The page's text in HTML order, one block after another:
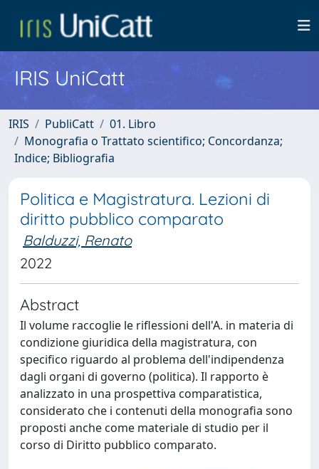
IRIS UniCatt
IRIS PubliCatt
01. Libro
Monografia o Trattato scientifico; Concordanza;
Indice; Bibliografia
Politica e Magistratura. Lezioni di
diritto pubblico comparato
Balduzzi, Renato
2022
Abstract
Il volume raccoglie le riflessioni dell'A. in materia di
condizione giuridica della magistratura, con
specifico riguardo al problema dell'indipendenza
dagli organi di governo (politica). Il rapporto è
analizzato in una prospettiva comparatistica,
considerato che i contenuti della monografia sono
proposti anche come materiale di studio per il
corso di Diritto pubblico comparato.